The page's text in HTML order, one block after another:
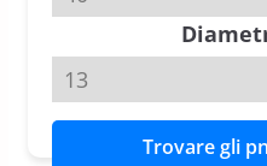
11
Trovare gli